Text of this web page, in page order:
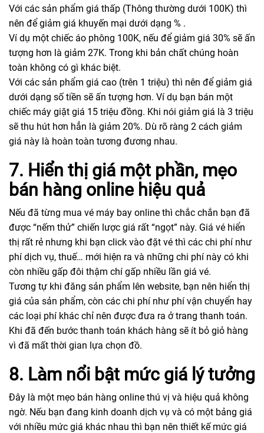
Với các sản phẩm giá thấp (Thông thường dưới 100K) thì
nên để giảm giá khuyến mại dưới dạng % .
Ví dụ một chiếc áo phông 100K, nếu để giảm giá 30% sẽ ấn
tượng hơn là giảm 27K. Trong khi bản chất chúng hoàn
toàn không có gì khác biệt.
Với các sản phẩm giá cao (trên 1 triệu) thì nên để giảm giá
dưới dạng số tiền sẽ ấn tượng hơn. Ví dụ bạn bán một
chiếc máy giặt giá 15 triệu đồng. Khi nói giảm giá là 3 triệu
sẽ thu hút hơn hẳn là giảm 20%. Dù rõ ràng 2 cách giảm
giá này là hoàn toàn tương đương nhau.
7. Hiển thị giá một phần, mẹo
bán hàng online hiệu quả
Nếu đã từng mua vé máy bay online thì chắc chắn bạn đã
được “nếm thử” chiến lược giá rất “ngọt” này. Giá vé hiển
thị rất rẻ nhưng khi bạn click vào đặt vé thì các chi phí như
phí dịch vụ, thuế… mới hiện ra và những chi phí này có khi
còn nhiều gấp đôi thậm chí gấp nhiều lần giá vé.
Tương tự khi đăng sản phẩm lên website, bạn nên hiển thị
giá của sản phẩm, còn các chi phí như phí vận chuyển hay
các loại phí khác chỉ nên được đưa ra ở trang thanh toán.
Khi đã đến bước thanh toán khách hàng sẽ ít bỏ giỏ hàng
vì đã mất thời gian lựa chọn đồ.
8. Làm nổi bật mức giá lý tưởng
Đây là một mẹo bán hàng online thú vị và hiệu quả không
ngờ. Nếu bạn đang kinh doanh dịch vụ và có một bảng giá
với nhiều mức giá khác nhau thì bạn nên thiết kế mức giá